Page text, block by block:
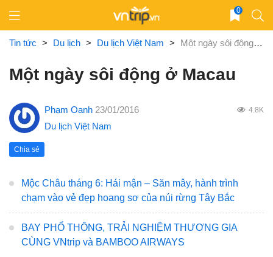
content
0
Tin tức > Du lịch > Du lịch Việt Nam > Một ngày sôi động ở Macau
Một ngày sôi động ở Macau
Phạm Oanh 23/01/2016 4.8K
Du lịch Việt Nam
Chia sẻ
Mộc Châu tháng 6: Hái mận – Săn mây, hành trình
chạm vào vẻ đẹp hoang sơ của núi rừng Tây Bắc
BAY PHỔ THÔNG, TRẢI NGHIỆM THƯƠNG GIA
CÙNG VNtrip và BAMBOO AIRWAYS